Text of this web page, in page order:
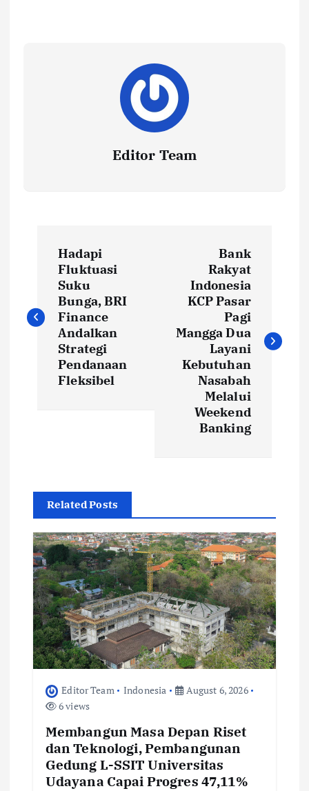
Editor Team
s
g
a
t
o
n
Hadapi
Fluktuasi
Suku
Bunga, BRI
Finance
Andalkan
Strategi
Pendanaan
Fleksibel
Bank
Rakyat
Indonesia
KCP Pasar
Pagi
Mangga Dua
Layani
Kebutuhan
Nasabah
Melalui
Weekend
Banking
Related Posts
Editor Team Indonesia
August 6, 2026
6 views
Membangun Masa Depan Riset
dan Teknologi, Pembangunan
Gedung L-SSIT Universitas
Udayana Capai Progres 47,11%